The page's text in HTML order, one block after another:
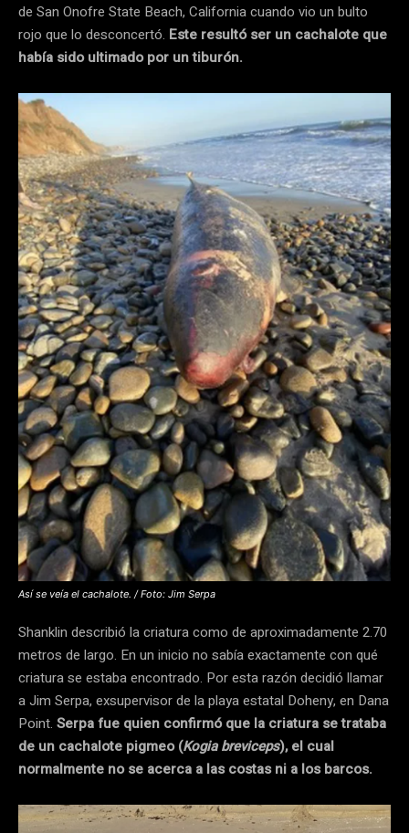
de San Onofre State Beach, California cuando vio un bulto
rojo que lo desconcertó. Este resultó ser un cachalote que
había sido ultimado por un tiburón.
Así se veía el cachalote. / Foto: Jim Serpa
Shanklin describió la criatura como de aproximadamente 2.70
metros de largo. En un inicio no sabía exactamente con qué
criatura se estaba encontrado. Por esta razón decidió llamar
a Jim Serpa, exsupervisor de la playa estatal Doheny, en Dana
Point. Serpa fue quien confirmó que la criatura se trataba
de un cachalote pigmeo (Kogia breviceps), el cual
normalmente no se acerca a las costas ni a los barcos.